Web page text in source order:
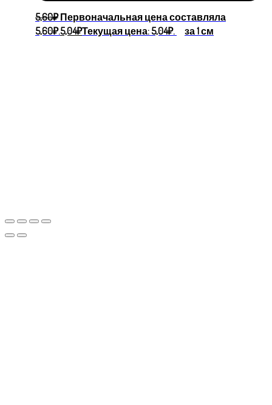
5,60₽ Первоначальная цена составляла
5,60₽.5,04₽Текущая цена: 5,04₽. за 1 см